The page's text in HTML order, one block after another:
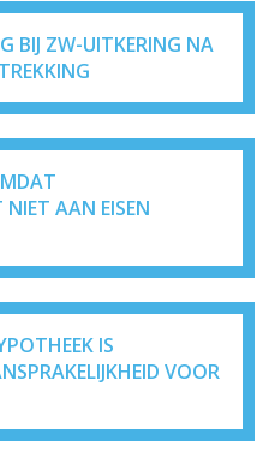
BIJ ZW-UITKERING NA
NIET AAN EISEN
IS
VOOR